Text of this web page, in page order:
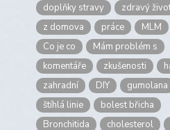
doplňky stravy
zdravý
z domova
práce MLM
Co je co
Mám problém s
komentáře
zkušenosti
zahradní
DIY
gumolana
štíhlá linie
bolest břicha
Bronchitida
cholesterol